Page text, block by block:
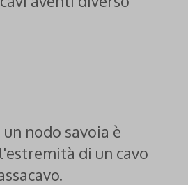
nodo savoia è
di un cavo